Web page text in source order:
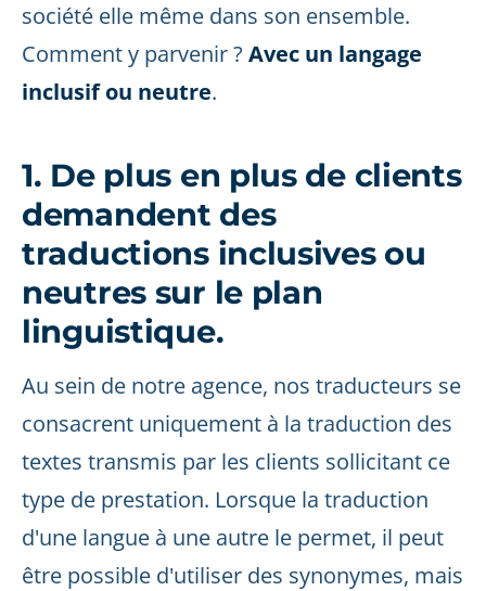
société elle même dans son ensemble.
Comment y parvenir ? Avec un langage
inclusif ou neutre.
1. De plus en plus de clients
demandent des
traductions inclusives ou
neutres sur le plan
linguistique.
Au sein de notre agence, nos traducteurs se
consacrent uniquement à la traduction des
textes transmis par les clients sollicitant ce
type de prestation. Lorsque la traduction
d'une langue à une autre le permet, il peut
être possible d'utiliser des synonymes, mais